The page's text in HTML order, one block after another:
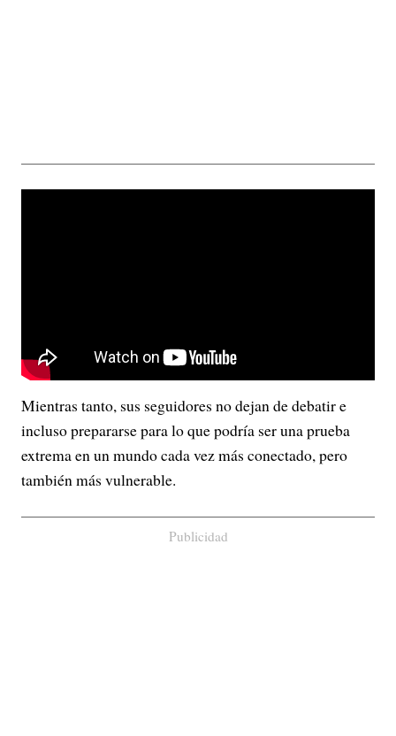
Mientras tanto, sus seguidores no dejan de debatir e
incluso prepararse para lo que podría ser una prueba
extrema en un mundo cada vez más conectado, pero
también más vulnerable.
Publicidad